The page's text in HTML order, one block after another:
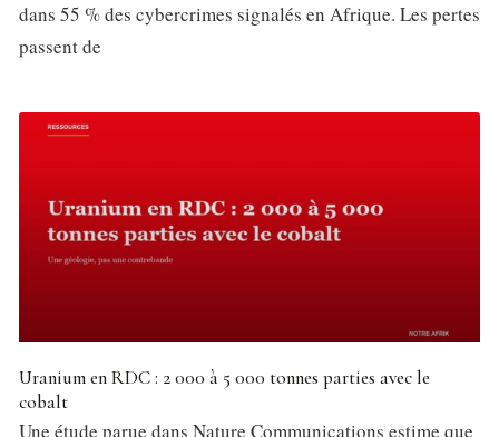
dans 55 % des cybercrimes signalés en Afrique. Les pertes
passent de
Uranium en RDC : 2 000 à 5 000 tonnes parties avec le
cobalt
Une étude parue dans Nature Communications estime que